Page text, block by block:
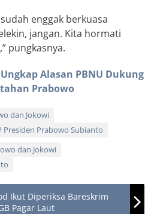
enggak berkuasa
jangan. Kita hormati
pungkasnya.
Alasan PBNU Dukung
Prabowo
dan Jokowi
Presiden Prabowo Subianto
dan Jokowi
Ikut Diperiksa Bareskrim
Pagar Laut